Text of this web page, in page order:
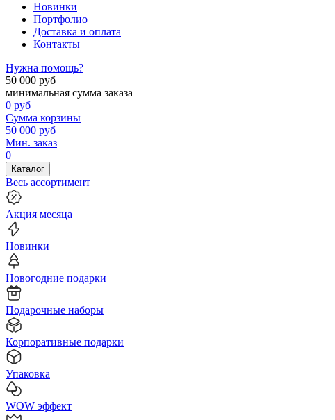
Новинки
Портфолио
Доставка и оплата
Контакты
Нужна помощь?
50 000 руб
минимальная сумма заказа
0 руб
Сумма корзины
50 000 руб
Мин. заказ
0
Каталог
Весь ассортимент
Акция месяца
Новинки
Новогодние подарки
Подарочные наборы
Корпоративные подарки
Упаковка
WOW эффект